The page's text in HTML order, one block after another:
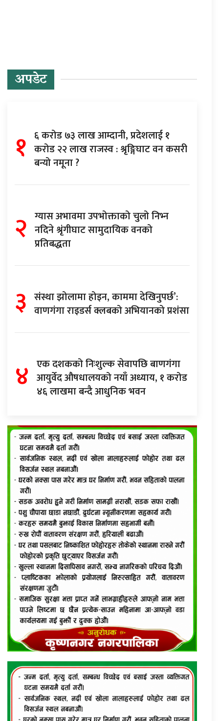
अपडेट
१ ६ करोड ७३ लाख आम्दानी, प्रदेशलाई १
करोड २२ लाख राजस्व : श्रृङ्गिघाट वन कसरी
बन्यो नमूना ?
२ ग्यास अभावमा उपभोक्ताको चुलो निभ्न
नदिने श्रृंगीघाट सामुदायिक वनको
प्रतिबद्धता
३ संस्था झोलामा होइन, काममा देखिनुपर्छ’:
वाणगंगा राइडर्स क्लबको अभियानको प्रशंसा
४ एक दशकको निःशुल्क सेवापछि बाणगंगा
आयुर्वेद औषधालयको नयाँ अध्याय, १ करोड
४६ लाखमा बन्दै आधुनिक भवन